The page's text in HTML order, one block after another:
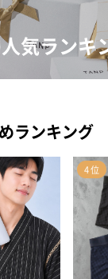
気ランキ
ランキング